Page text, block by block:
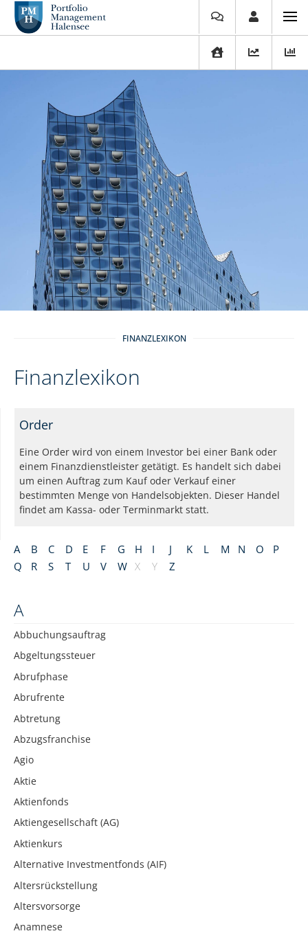
FINANZLEXIKON
Finanzlexikon
A B C D E F G H I J K L M N O
P
Q
R S T U V W X Y Z
A
Abbuchungsauftrag
Abgeltungssteuer
Abrufphase
Abrufrente
Abtretung
Abzugsfranchise
Agio
Aktie
Aktienfonds
Aktiengesellschaft (AG)
Aktienkurs
Alternative Investmentfonds (AIF)
Altersrückstellung
Altersvorsorge
Anamnese
Order
Eine Order wird von einem Investor bei einer Bank oder
einem Finanzdienstleister getätigt. Es handelt sich dabei
um einen Auftrag zum Kauf oder Verkauf einer
bestimmten Menge von Handelsobjekten. Dieser Handel
findet am Kassa- oder Terminmarkt statt.